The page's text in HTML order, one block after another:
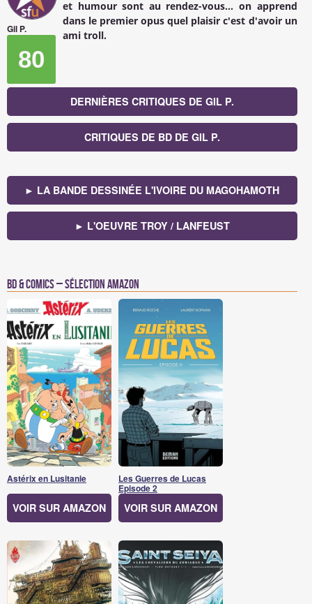
Gil P.
80
et humour sont au rendez-vous... on apprend
dans le premier opus quel plaisir c'est d'avoir un
ami troll.
DERNIÈRES CRITIQUES DE GIL P.
CRITIQUES DE BD DE GIL P.
► LA BANDE DESSINÉE L'IVOIRE DU MAGOHAMOTH
► L'OEUVRE TROY / LANFEUST
BD & Comics – Sélection Amazon
Astérix en Lusitanie
VOIR SUR AMAZON
Les Guerres de Lucas
Episode 2
VOIR SUR AMAZON